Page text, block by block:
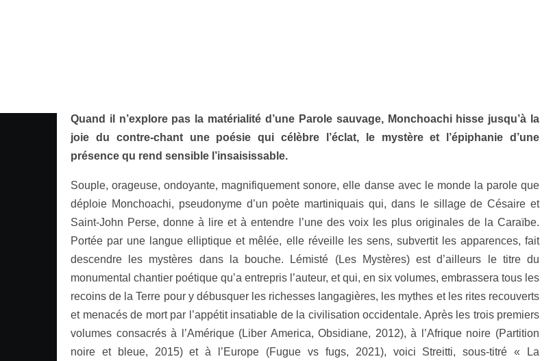
Quand il n’explore pas la matérialité d’une Parole sauvage, Monchoachi hisse jusqu’à la
joie du contre-chant une poésie qui célèbre l’éclat, le mystère et l’épiphanie d’une
présence qu rend sensible l’insaisissable.
Souple, orageuse, ondoyante, magnifiquement sonore, elle danse avec le monde la parole que
déploie Monchoachi, pseudonyme d’un poète martiniquais qui, dans le sillage de Césaire et
Saint-John Perse, donne à lire et à entendre l’une des voix les plus originales de la Caraïbe.
Portée par une langue elliptique et mêlée, elle réveille les sens, subvertit les apparences, fait
descendre les mystères dans la bouche. Lémisté (Les Mystères) est d’ailleurs le titre du
monumental chantier poétique qu’a entrepris l’auteur, et qui, en six volumes, embrassera tous les
recoins de la Terre pour y débusquer les richesses langagières, les mythes et les rites recouverts
et menacés de mort par l’appétit insatiable de la civilisation occidentale. Après les trois premiers
volumes consacrés à l’Amérique (Liber America, Obsidiane, 2012), à l’Afrique noire (Partition
noire et bleue, 2015) et à l’Europe (Fugue vs fugs, 2021), voici Streitti, sous-titré « La